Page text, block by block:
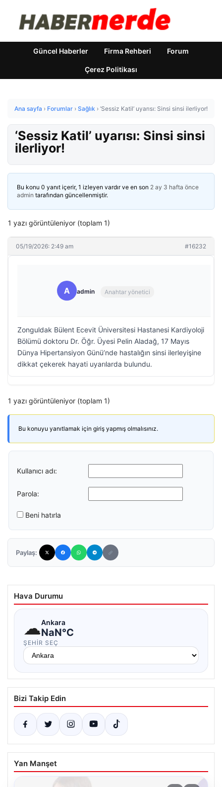
Güncel Haberler Firma Rehberi Forum
Çerez Politikası
Ana sayfa › Forumlar › Sağlık › ‘Sessiz Katil’ uyarısı: Sinsi sinsi ilerliyor!
‘Sessiz Katil’ uyarısı: Sinsi sinsi
ilerliyor!
Bu konu 0 yanıt içerir, 1 izleyen vardır ve en son 2 ay 3 hafta önce
admin tarafından güncellenmiştir.
1 yazı görüntüleniyor (toplam 1)
05/19/2026: 2:49 am #16232
A admin Anahtar yönetici
Zonguldak Bülent Ecevit Üniversitesi Hastanesi Kardiyoloji
Bölümü doktoru Dr. Öğr. Üyesi Pelin Aladağ, 17 Mayıs
Dünya Hipertansiyon Günü’nde hastalığın sinsi ilerleyişine
dikkat çekerek hayati uyarılarda bulundu.
1 yazı görüntüleniyor (toplam 1)
Bu konuyu yanıtlamak için giriş yapmış olmalısınız.
Kullanıcı adı:
Parola:
Beni hatırla
Paylaş:
Hava Durumu
☁Ankara
NaN°C
ŞEHIR SEÇ
Bizi Takip Edin
Yan Manşet